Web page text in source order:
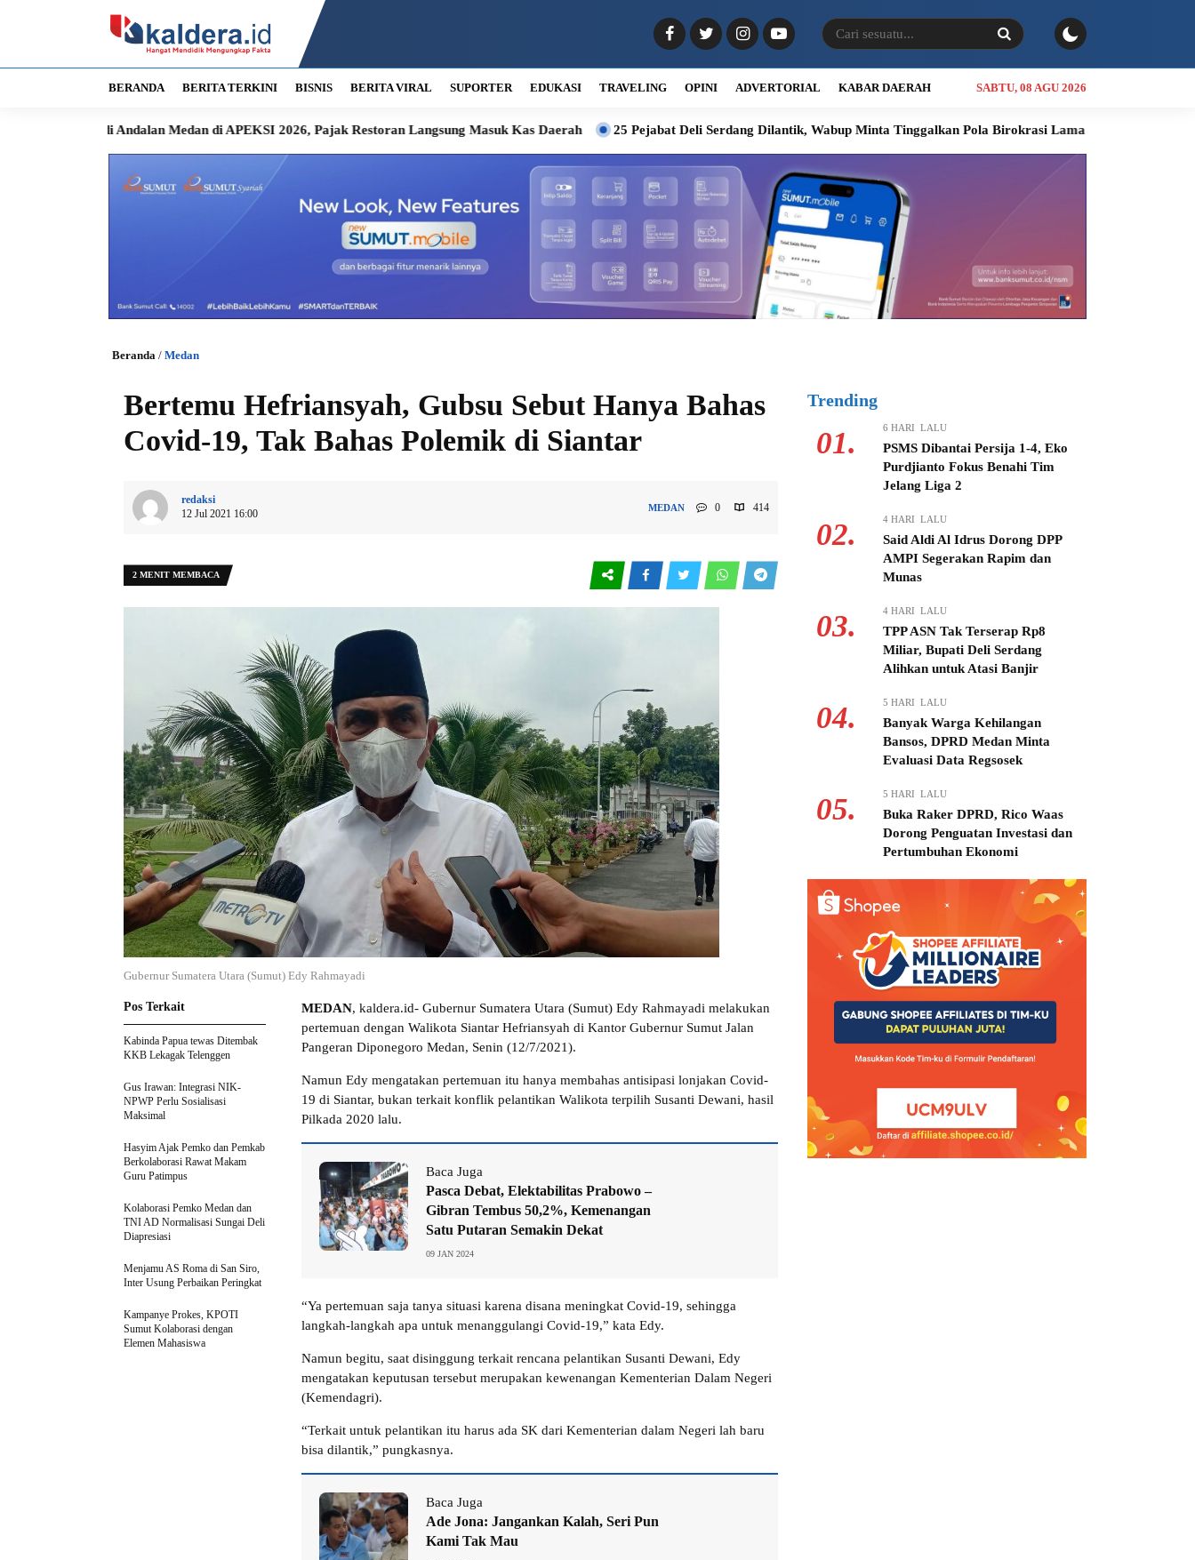
BERANDA BERITA TERKINI BISNIS BERITA VIRAL SUPORTER EDUKASI TRAVELING OPINI ADVERTORIAL KABAR DAERAH SABTU, 08 AGU 2026
Andalan Medan di APEKSI 2026, Pajak Restoran Langsung Masuk Kas Daerah 25 Pejabat Deli Serdang Dilantik, Wabup Minta Tinggalkan Pola Birokrasi Lama Kolaborasi Bobby Nasution
Beranda / Medan
Bertemu Hefriansyah, Gubsu Sebut Hanya Bahas
Covid-19, Tak Bahas Polemik di Siantar
redaksi
12 Jul 2021 16:00
MEDAN 0 414
2 MENIT MEMBACA
Gubernur Sumatera Utara (Sumut) Edy Rahmayadi
MEDAN, kaldera.id- Gubernur Sumatera Utara (Sumut) Edy Rahmayadi melakukan
pertemuan dengan Walikota Siantar Hefriansyah di Kantor Gubernur Sumut Jalan
Pangeran Diponegoro Medan, Senin (12/7/2021).
Namun Edy mengatakan pertemuan itu hanya membahas antisipasi lonjakan Covid-
19 di Siantar, bukan terkait konflik pelantikan Walikota terpilih Susanti Dewani, hasil
Pilkada 2020 lalu.
Baca Juga
Pasca Debat, Elektabilitas Prabowo –
Gibran Tembus 50,2%, Kemenangan
Satu Putaran Semakin Dekat
09 JAN 2024
“Ya pertemuan saja tanya situasi karena disana meningkat Covid-19, sehingga
langkah-langkah apa untuk menanggulangi Covid-19,” kata Edy.
Namun begitu, saat disinggung terkait rencana pelantikan Susanti Dewani, Edy
mengatakan keputusan tersebut merupakan kewenangan Kementerian Dalam Negeri
(Kemendagri).
“Terkait untuk pelantikan itu harus ada SK dari Kementerian dalam Negeri lah baru
bisa dilantik,” pungkasnya.
Baca Juga
Ade Jona: Jangankan Kalah, Seri Pun
Kami Tak Mau
Pos Terkait
Kabinda Papua tewas Ditembak
KKB Lekagak Telenggen
Gus Irawan: Integrasi NIK-
NPWP Perlu Sosialisasi
Maksimal
Hasyim Ajak Pemko dan Pemkab
Berkolaborasi Rawat Makam
Guru Patimpus
Kolaborasi Pemko Medan dan
TNI AD Normalisasi Sungai Deli
Diapresiasi
Menjamu AS Roma di San Siro,
Inter Usung Perbaikan Peringkat
Kampanye Prokes, KPOTI
Sumut Kolaborasi dengan
Elemen Mahasiswa
Trending
01. 6 HARI LALU
PSMS Dibantai Persija 1-4, Eko
Purdjianto Fokus Benahi Tim
Jelang Liga 2
02. 4 HARI LALU
Said Aldi Al Idrus Dorong DPP
AMPI Segerakan Rapim dan
Munas
03. 4 HARI LALU
TPP ASN Tak Terserap Rp8
Miliar, Bupati Deli Serdang
Alihkan untuk Atasi Banjir
04. 5 HARI LALU
Banyak Warga Kehilangan
Bansos, DPRD Medan Minta
Evaluasi Data Regsosek
05. 5 HARI LALU
Buka Raker DPRD, Rico Waas
Dorong Penguatan Investasi dan
Pertumbuhan Ekonomi